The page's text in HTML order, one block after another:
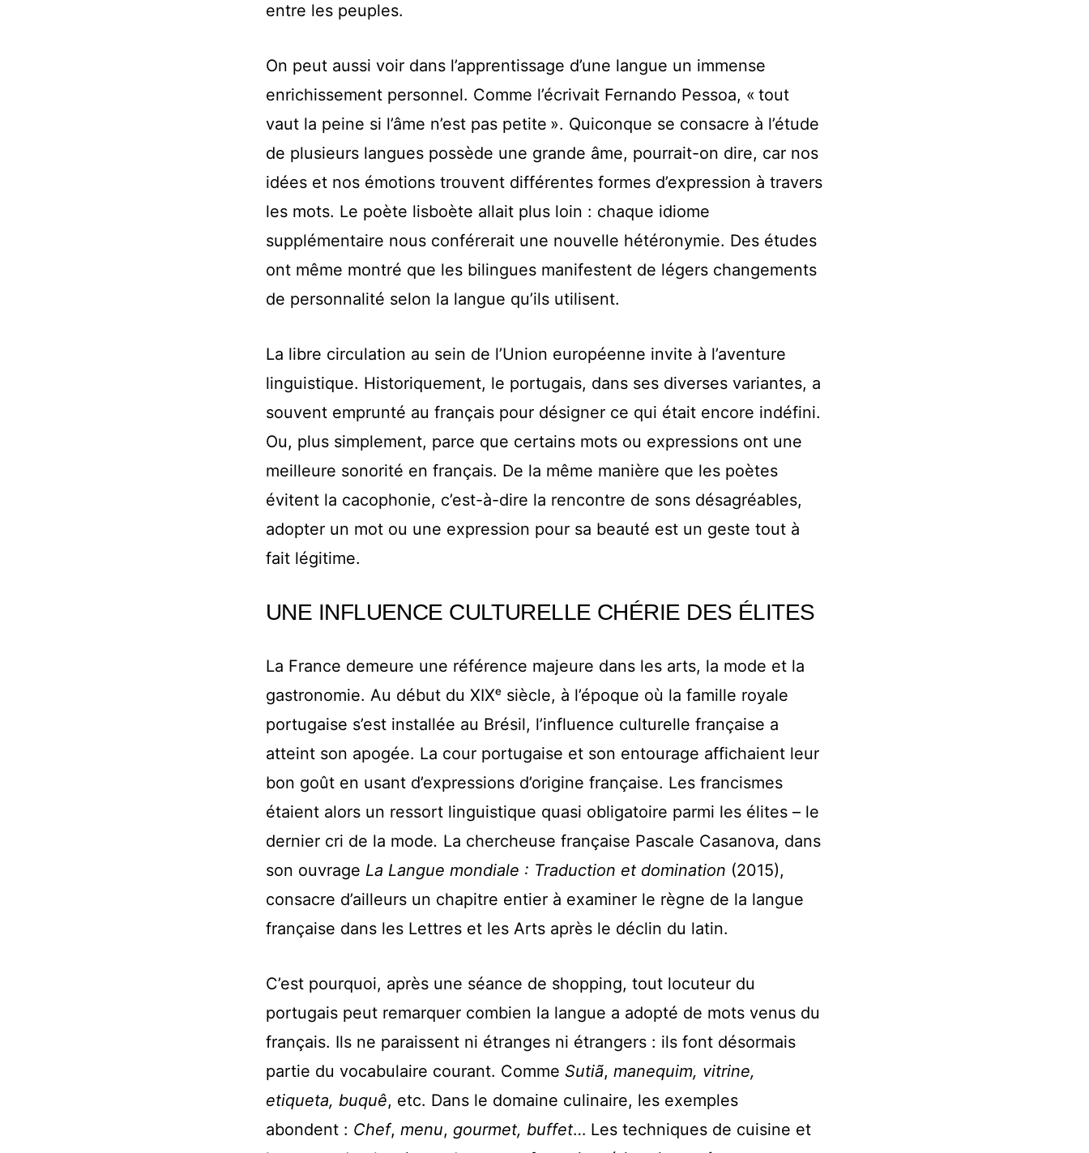
entre les peuples.
On peut aussi voir dans l’apprentissage d’une langue un immense
enrichissement personnel. Comme l’écrivait Fernando Pessoa, « tout
vaut la peine si l’âme n’est pas petite ». Quiconque se consacre à l’étude
de plusieurs langues possède une grande âme, pourrait-on dire, car nos
idées et nos émotions trouvent différentes formes d’expression à travers
les mots. Le poète lisboète allait plus loin : chaque idiome
supplémentaire nous conférerait une nouvelle hétéronymie. Des études
ont même montré que les bilingues manifestent de légers changements
de personnalité selon la langue qu’ils utilisent.
La libre circulation au sein de l’Union européenne invite à l’aventure
linguistique. Historiquement, le portugais, dans ses diverses variantes, a
souvent emprunté au français pour désigner ce qui était encore indéfini.
Ou, plus simplement, parce que certains mots ou expressions ont une
meilleure sonorité en français. De la même manière que les poètes
évitent la cacophonie, c’est-à-dire la rencontre de sons désagréables,
adopter un mot ou une expression pour sa beauté est un geste tout à
fait légitime.
UNE INFLUENCE CULTURELLE CHÉRIE DES ÉLITES
La France demeure une référence majeure dans les arts, la mode et la
gastronomie. Au début du XIXᵉ siècle, à l’époque où la famille royale
portugaise s’est installée au Brésil, l’influence culturelle française a
atteint son apogée. La cour portugaise et son entourage affichaient leur
bon goût en usant d’expressions d’origine française. Les francismes
étaient alors un ressort linguistique quasi obligatoire parmi les élites – le
dernier cri de la mode. La chercheuse française Pascale Casanova, dans
son ouvrage La Langue mondiale : Traduction et domination (2015),
consacre d’ailleurs un chapitre entier à examiner le règne de la langue
française dans les Lettres et les Arts après le déclin du latin.
C’est pourquoi, après une séance de shopping, tout locuteur du
portugais peut remarquer combien la langue a adopté de mots venus du
français. Ils ne paraissent ni étranges ni étrangers : ils font désormais
partie du vocabulaire courant. Comme Sutiã, manequim, vitrine,
etiqueta, buquê, etc. Dans le domaine culinaire, les exemples
abondent : Chef, menu, gourmet, buffet… Les techniques de cuisine et